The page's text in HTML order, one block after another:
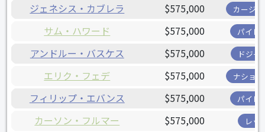
ジェネシス・カブレラ $575,000 カージ
サム・ハワード $575,000 パイレ
アンドルー・バスケス $575,000 ドジャ
エリク・フェデ $575,000 ナショ
フィリップ・エバンス $575,000 パイレ
カーソン・フルマー $575,000 レッ